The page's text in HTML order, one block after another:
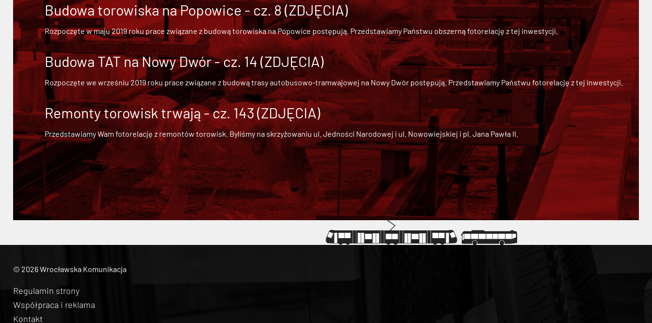
Budowa torowiska na Popowice - cz. 8 (ZDJĘCIA)
Rozpoczęte w maju 2019 roku prace związane z budową torowiska na Popowice postępują. Przedstawiamy Państwu obszerną fotorelację z tej inwestycji.
Budowa TAT na Nowy Dwór - cz. 14 (ZDJĘCIA)
Rozpoczęte we wrześniu 2019 roku prace związane zbudową trasy autobusowo-tramwajowej na Nowy Dwórpostępują. Przedstawiamy Państwu fotorelację z tej inwestycji.
Remonty torowisk trwają - cz. 143 (ZDJĘCIA)
Przedstawiamy Wam fotorelację z remontów torowisk. Byliśmy na skrzyżowaniu ul. Jedności Narodowej i ul. Nowowiejskiej i pl. Jana Pawła II.
© 2026 Wrocławska Komunikacja
Regulamin strony
Współpraca i reklama
Kontakt